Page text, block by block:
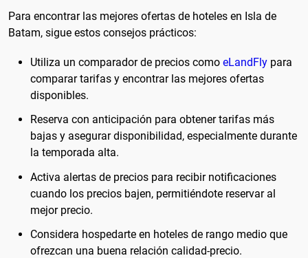
Para encontrar las mejores ofertas de hoteles en Isla de
Batam, sigue estos consejos prácticos:
Utiliza un comparador de precios como eLandFly para
comparar tarifas y encontrar las mejores ofertas
disponibles.
Reserva con anticipación para obtener tarifas más
bajas y asegurar disponibilidad, especialmente durante
la temporada alta.
Activa alertas de precios para recibir notificaciones
cuando los precios bajen, permitiéndote reservar al
mejor precio.
Considera hospedarte en hoteles de rango medio que
ofrezcan una buena relación calidad-precio.